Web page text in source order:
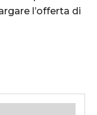
l’offerta di